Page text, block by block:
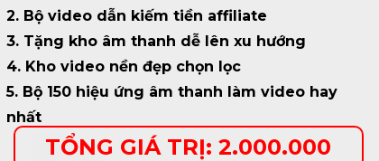
TỔNG GIÁ TRỊ: 2.000.000
2. Bộ video dẫn kiếm tiền affiliate
3. Tặng kho âm thanh dễ lên xu hướng
4. Kho video nền đẹp chọn lọc
5. Bộ 150 hiệu ứng âm thanh làm video hay
nhất